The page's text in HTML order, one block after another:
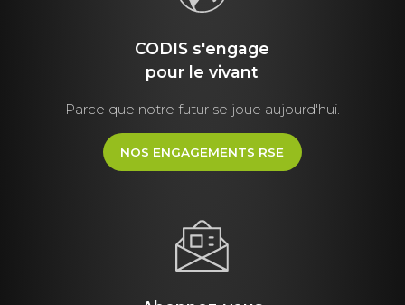
CODIS s'engage
pour le vivant
Parce que notre futur se joue aujourd'hui.
NOS ENGAGEMENTS RSE